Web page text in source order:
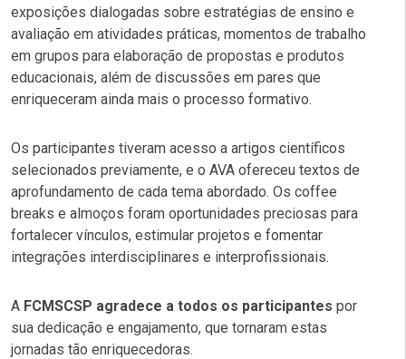
exposições dialogadas sobre estratégias de ensino e
avaliação em atividades práticas, momentos de trabalho
em grupos para elaboração de propostas e produtos
educacionais, além de discussões em pares que
enriqueceram ainda mais o processo formativo.
Os participantes tiveram acesso a artigos científicos
selecionados previamente, e o AVA ofereceu textos de
aprofundamento de cada tema abordado. Os coffee
breaks e almoços foram oportunidades preciosas para
fortalecer vínculos, estimular projetos e fomentar
integrações interdisciplinares e interprofissionais.
A FCMSCSP agradece a todos os participantes por
sua dedicação e engajamento, que tornaram estas
jornadas tão enriquecedoras.